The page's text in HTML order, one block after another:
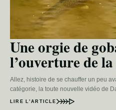
Une orgie de
l’ouverture de la
Allez, histoire de se chauffer un peu
catégorie, la toute nouvelle vidéo de
LIRE L’ARTICLE